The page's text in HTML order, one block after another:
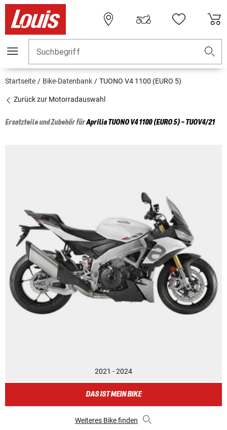
Suchbegriff
Startseite Bike-Datenbank TUONO V4 1100 (EURO 5)
Zurück zur Motorradauswahl
Ersatzteile und Zubehör fürApriliaTUONO V4 1100 (EURO 5) - TUOV4/21
2021 - 2024
DAS IST MEIN BIKE
Weiteres Bike finden